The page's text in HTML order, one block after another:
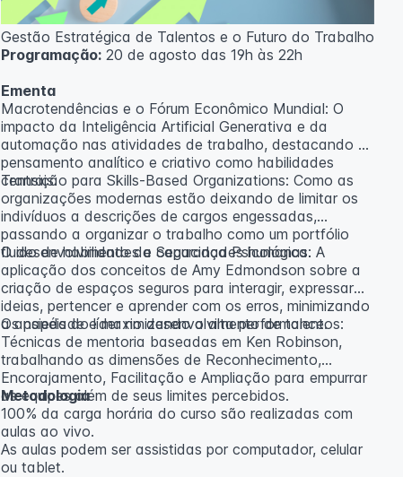
Gestão Estratégica de Talentos e o Futuro do Trabalho
Programação:20 de agosto das 19h às 22h
Ementa
Macrotendências e o Fórum Econômico Mundial: O
impacto da Inteligência Artificial Generativa e da
automação nas atividades de trabalho, destacando o
pensamento analítico e criativo como habilidades
centrais.
Transição para Skills-Based Organizations: Como as
organizações modernas estão deixando de limitar os
indivíduos a descrições de cargos engessadas,
passando a organizar o trabalho como um portfólio
fluido de habilidades e capacidades humanas.
O desenvolvimento da Segurança Psicológica: A
aplicação dos conceitos de Amy Edmondson sobre a
criação de espaços seguros para interagir, expressar
ideias, pertencer e aprender com os erros, minimizando
a ansiedade e maximizando a alta performance.
Os papéis do líder no desenvolvimento de talentos:
Técnicas de mentoria baseadas em Ken Robinson,
trabalhando as dimensões de Reconhecimento,
Encorajamento, Facilitação e Ampliação para empurrar
as equipes além de seus limites percebidos.
Metodologia
100% da carga horária do curso são realizadas com
aulas ao vivo.
As aulas podem ser assistidas por computador, celular
ou tablet.